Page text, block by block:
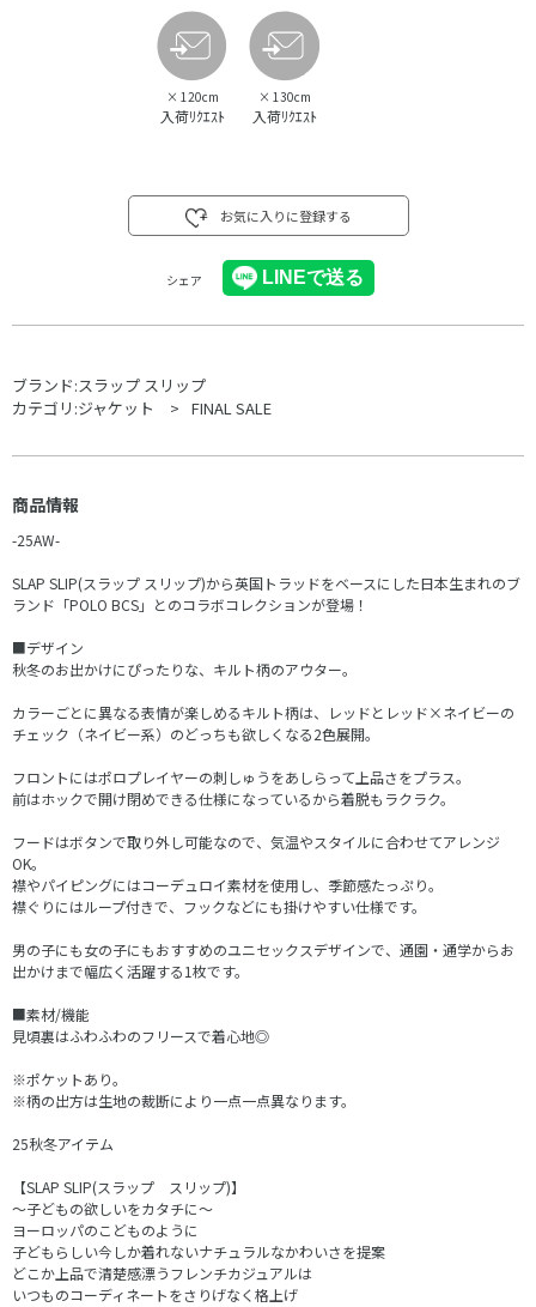
× 120cm
入荷ﾘｸｴｽﾄ
× 130cm
入荷ﾘｸｴｽﾄ
お気に入りに登録する
シェア
ブランド:スラップ スリップ
カテゴリ:ジャケット FINAL SALE
商品情報
-25AW-
SLAP SLIP(スラップ スリップ)から英国トラッドをベースにした日本生まれのブ
ランド「POLO BCS」とのコラボコレクションが登場！
■デザイン
秋冬のお出かけにぴったりな、キルト柄のアウター。
カラーごとに異なる表情が楽しめるキルト柄は、レッドとレッド×ネイビーの
チェック（ネイビー系）のどっちも欲しくなる2色展開。
フロントにはポロプレイヤーの刺しゅうをあしらって上品さをプラス。
前はホックで開け閉めできる仕様になっているから着脱もラクラク。
フードはボタンで取り外し可能なので、気温やスタイルに合わせてアレンジ
OK。
襟やパイピングにはコーデュロイ素材を使用し、季節感たっぷり。
襟ぐりにはループ付きで、フックなどにも掛けやすい仕様です。
男の子にも女の子にもおすすめのユニセックスデザインで、通園・通学からお
出かけまで幅広く活躍する1枚です。
■素材/機能
見頃裏はふわふわのフリースで着心地◎
※ポケットあり。
※柄の出方は生地の裁断により一点一点異なります。
25秋冬アイテム
【SLAP SLIP(スラップ スリップ)】
～子どもの欲しいをカタチに～
ヨーロッパのこどものように
子どもらしい今しか着れないナチュラルなかわいさを提案
どこか上品で清楚感漂うフレンチカジュアルは
いつものコーディネートをさりげなく格上げ